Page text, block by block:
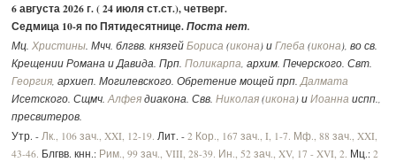
6 августа 2026 г. ( 24 июля ст.ст.), четверг.
Седмица 10-я по Пятидесятнице.Поста нет.
Мц.Христины. Мчч. блгвв. князейБориса (икона) иГлеба (икона), во св.
Крещении Романа и Давида. Прп.Поликарпа, архим. Печерского. Свт.
Георгия, архиеп. Могилевского. Обретение мощей прп.Далмата
Исетского. Сщмч.Алфея диакона. Свв.Николая (икона) иИоанна испп.,
пресвитеров.
Утр. -Лк., 106 зач., XXI, 12-19. Лит. -2 Кор., 167 зач., I, 1-7. Мф., 88 зач., XXI,
43-46. Блгвв. кнн.: Рим., 99 зач., VIII, 28-39. Ин., 52 зач., XV, 17 - XVI, 2. Мц.:2